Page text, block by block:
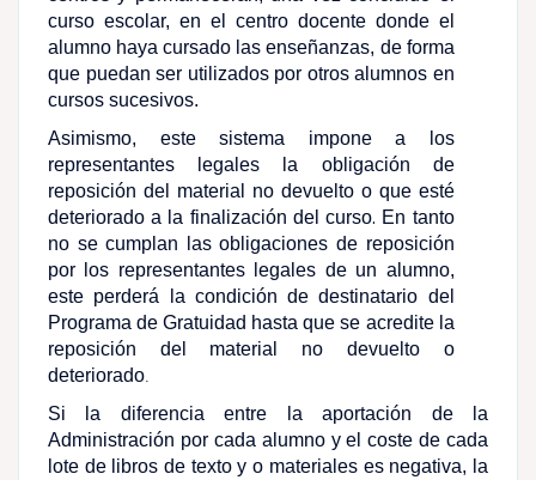
curso escolar, en el centro docente donde el
alumno haya cursado las enseñanzas, de forma
que puedan ser utilizados por otros alumnos en
cursos sucesivos.
Asimismo, este sistema impone a los
representantes legales la obligación de
reposición del material no devuelto o que esté
deteriorado a la finalización del curso. En tanto
no se cumplan las obligaciones de reposición
por los representantes legales de un alumno,
este perderá la condición de destinatario del
Programa de Gratuidad hasta que se acredite la
reposición del material no devuelto o
deteriorado.
Si la diferencia entre la aportación de la
Administración por cada alumno y el coste de cada
lote de libros de texto y o materiales es negativa, la